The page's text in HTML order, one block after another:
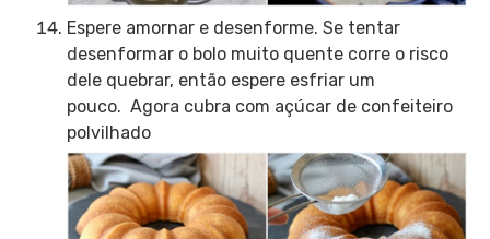
Espere amornar e desenforme. Se tentar
desenformar o bolo muito quente corre o risco
dele quebrar, então espere esfriar um
pouco. Agora cubra com açúcar de confeiteiro
polvilhado